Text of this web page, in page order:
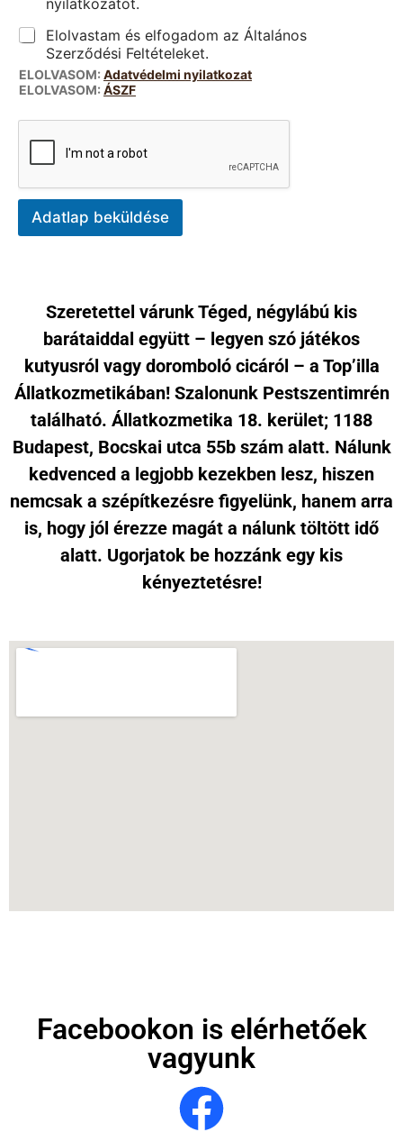
nyilatkozatot.
Elolvastam és elfogadom az Általános
Szerződési Feltételeket.
ELOLVASOM: Adatvédelmi nyilatkozat
ELOLVASOM: ÁSZF
Adatlap beküldése
Szeretettel várunk Téged, négylábú kis
barátaiddal együtt – legyen szó játékos
kutyusról vagy doromboló cicáról – a Top’illa
Állatkozmetikában! Szalonunk Pestszentimrén
található. Állatkozmetika 18. kerület; 1188
Budapest, Bocskai utca 55b szám alatt. Nálunk
kedvenced a legjobb kezekben lesz, hiszen
nemcsak a szépítkezésre figyelünk, hanem arra
is, hogy jól érezze magát a nálunk töltött idő
alatt. Ugorjatok be hozzánk egy kis
kényeztetésre!
Facebookon is elérhetőek
vagyunk